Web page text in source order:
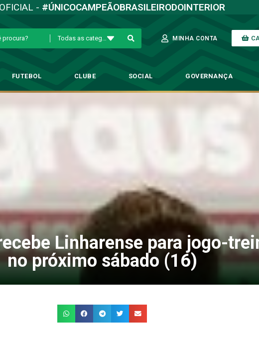
- #ÚNICOCAMPEÃOBRASILEIRODOINTERIOR
MINHA CONTA
FUTEBOL CLUBE SOCIAL GOVERNANÇA
para jogo-treino no próximo
Linharense para jogo-
no próximo sábado (16)